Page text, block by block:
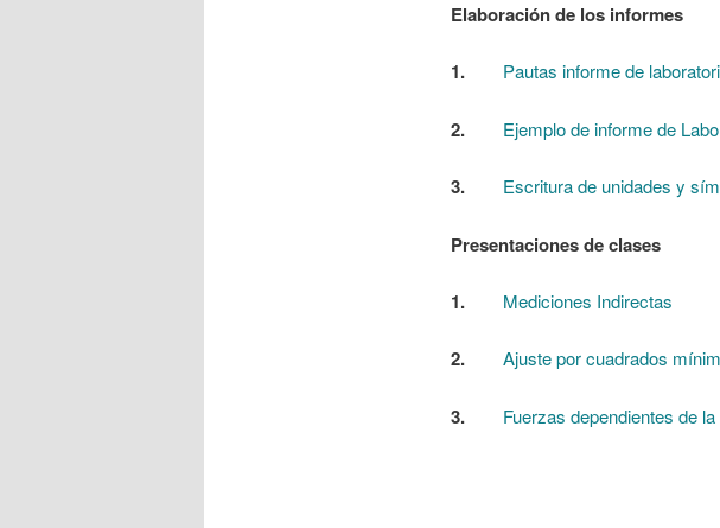
Elaboración de los informes
1. Pautas informe de
2. Ejemplo de informe de
3. Escritura de unidades y
Presentaciones de clases
1. Mediciones Indirectas
2. Ajuste por cuadrados
3. Fuerzas dependientes de